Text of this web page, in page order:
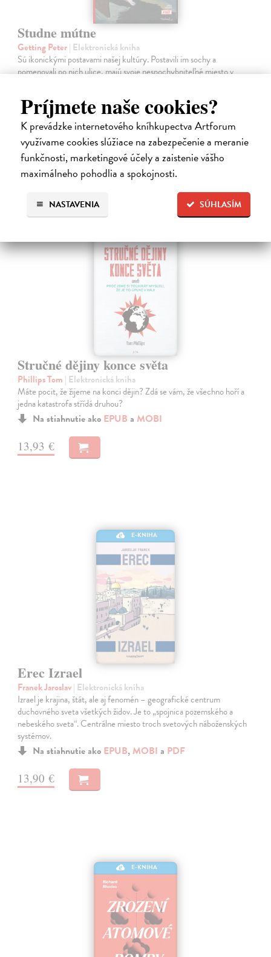
Príjmete naše cookies?
K prevádzke internetového kníhkupectva Artforum
využívame cookies slúžiace na zabezpečenie a meranie
funkčnosti, marketingové účely a zaistenie vášho
maximálneho pohodlia a spokojnosti.
SÚHLASÍM
NASTAVENIA
Studne mútne
Getting Peter| Elektronická kniha
Sú ikonickými postavami našej kultúry. Postavili im sochy a
pomenovali po nich ulice, majú svoje nespochybniteľné miesto v
Na stiahnutie akoEPUB,MOBIaPDF
14,90 €
Stručné dějiny konce světa
Phillips Tom | Elektronická kniha
Máte pocit, že žijeme na konci dějin? Zdá se vám, že všechno hoří a
jedna katastrofa střídá druhou?
Na stiahnutie ako EPUB a MOBI
13,93 €
E-KNIHA
Erec Izrael
Franek Jaroslav| Elektronická kniha
Izrael je krajina, štát, ale aj fenomén – geografické centrum
duchovného sveta všetkých židov. Je to „spojnica pozemského a
nebeského sveta“. Centrálne miesto troch svetových náboženských
systémov.
Na stiahnutie ako EPUB, MOBI a PDF
13,90 €
E-KNIHA